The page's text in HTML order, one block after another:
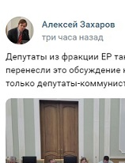
skrin.jpg